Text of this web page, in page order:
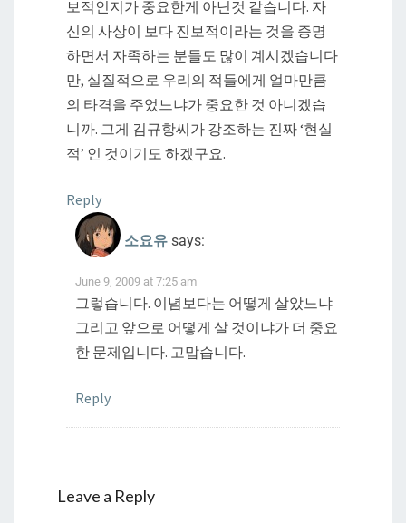
보적인지가 중요한게 아닌것 같습니다. 자
신의 사상이 보다 진보적이라는 것을 증명
하면서 자족하는 분들도 많이 계시겠습니다
만, 실질적으로 우리의 적들에게 얼마만큼
의 타격을 주었느냐가 중요한 것 아니겠습
니까. 그게 김규항씨가 강조하는 진짜 ‘현실
적’ 인 것이기도 하겠구요.
Reply
소요유 says:
June 9, 2009 at 7:25 am
그렇습니다. 이념보다는 어떻게 살았느냐
그리고 앞으로 어떻게 살 것이냐가 더 중요
한 문제입니다. 고맙습니다.
Reply
Leave a Reply